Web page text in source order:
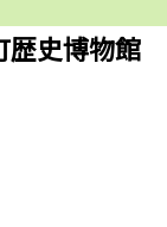
史博物館